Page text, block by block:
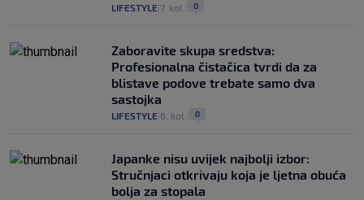
LIFESTYLE 7. kol. 0
Zaboravite skupa sredstva:
Profesionalna čistačica tvrdi da za
blistave podove trebate samo dva
sastojka
LIFESTYLE 6. kol. 0
Japanke nisu uvijek najbolji izbor:
Stručnjaci otkrivaju koja je ljetna obuća
bolja za stopala